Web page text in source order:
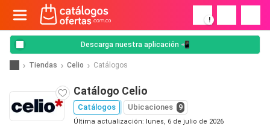
!
Descarga nuestra aplicación 📲
Tiendas Celio Catálogos
Catálogo Celio
Catálogos Ubicaciones 9
Última actualización: lunes, 6 de julio de 2026